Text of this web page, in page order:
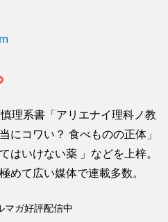
理系書「アリエナイ理科ノ教
にコワい？ 食べものの正体」
はいけない薬 」などを上梓。
めて広い媒体で連載多数。
マガ好評配信中